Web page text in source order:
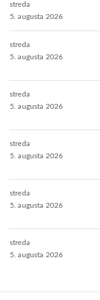
streda
5. augusta 2026
streda
5. augusta 2026
streda
5. augusta 2026
streda
5. augusta 2026
streda
5. augusta 2026
streda
5. augusta 2026